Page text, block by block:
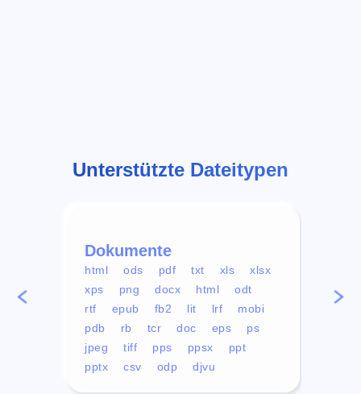
Unterstützte Dateitypen
Dokumente
html ods pdf txt xls
xlsx
xps
png docx html
odt
rtf
epub fb2 lit lrf
mobi
pdb
rb tcr doc eps
ps
jpeg
tiff pps ppsx
ppt
pptx
csv odp djvu
mp4